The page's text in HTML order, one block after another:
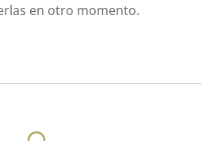
en otro momento.